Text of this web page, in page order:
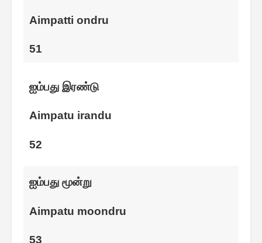
Aimpatti ondru
51
ஐம்பது இரண்டு
Aimpatu irandu
52
ஐம்பது மூன்று
Aimpatu moondru
53